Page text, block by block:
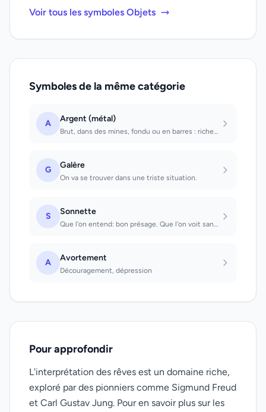
Voir tous les symboles Objets
Symboles de la même catégorie
A Argent (métal)
Brut, dans des mines, fondu ou en barres : richesse.
G Galère
On va se trouver dans une triste situation.
S Sonnette
Que l'on entend: bon présage. Que l'on voit sans l'entendre: on dira quelque cho...
A Avortement
Découragement, dépression
Pour approfondir
L'interprétation des rêves est un domaine riche,
exploré par des pionniers comme Sigmund Freud
et Carl Gustav Jung. Pour en savoir plus sur les